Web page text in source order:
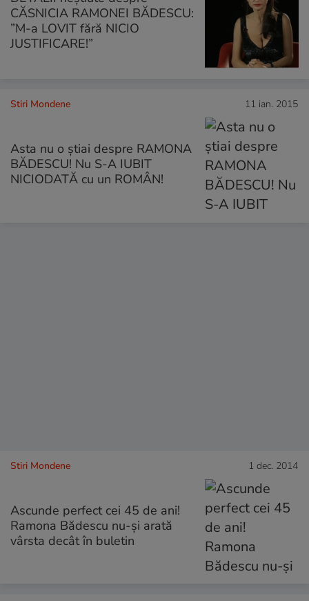
CĂSNICIA RAMONEI BĂDESCU:
”M-a LOVIT fără NICIO
JUSTIFICARE!”
Stiri Mondene 11 ian. 2015
Asta nu o știai despre RAMONA
BĂDESCU! Nu S-A IUBIT
NICIODATĂ cu un ROMÂN!
Stiri Mondene 1 dec. 2014
Ascunde perfect cei 45 de ani!
Ramona Bădescu nu-şi arată
vârsta decât în buletin